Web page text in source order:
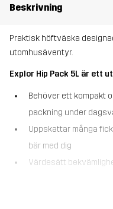
Beskrivning
Praktisk höftväska
utomhusäventyr.
Explor Hip Pack 5L är ett
Behöver ett kompakt
packning under
Uppskattar många
bär med dig
Värdesätt
följeslagare under